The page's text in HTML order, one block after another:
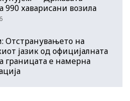
990 хаварисани возила
Отстранувањето на
јазик од официјалната
границата е намерна